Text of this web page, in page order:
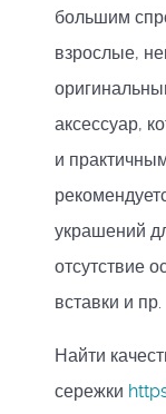
большим
взрослые,
аксессуар,
и
украшений
отсутствие
вставки и пр.
Найти
сережки